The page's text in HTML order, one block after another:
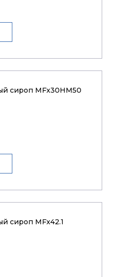
сироп MFx30HM50
сироп MFx42.1